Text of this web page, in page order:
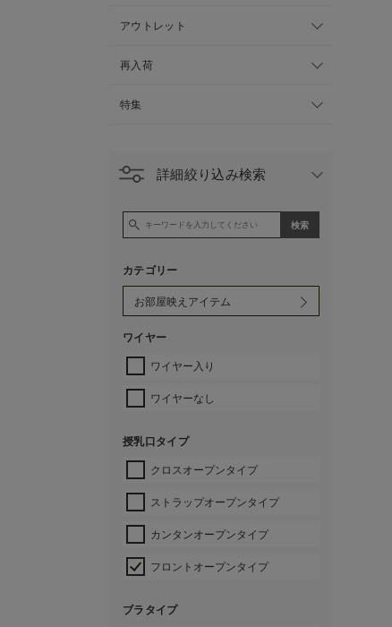
アウトレット
再入荷
特集
詳細絞り込み検索
カテゴリー
ワイヤー
ワイヤー入り
ワイヤーなし
授乳口タイプ
クロスオープンタイプ
ストラップオープンタイプ
カンタンオープンタイプ
フロントオープンタイプ
ブラタイプ